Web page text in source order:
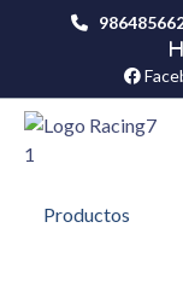
Productos